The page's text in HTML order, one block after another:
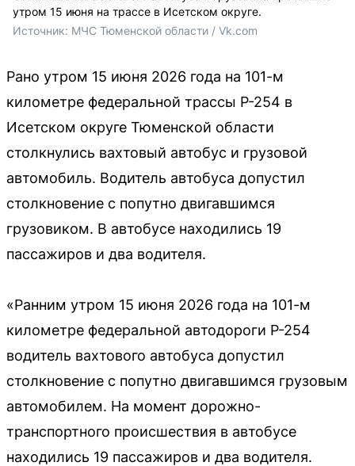
утром 15 июня на трассе в Исетском округе.
Источник: МЧС Тюменской области / Vk.com
Рано утром 15 июня 2026 года на 101-м
километре федеральной трассы Р-254 в
Исетском округе Тюменской области
столкнулись вахтовый автобус и грузовой
автомобиль. Водитель автобуса допустил
столкновение с попутно двигавшимся
грузовиком. В автобусе находились 19
пассажиров и два водителя.
«Ранним утром 15 июня 2026 года на 101-м
километре федеральной автодороги Р-254
водитель вахтового автобуса допустил
столкновение с попутно двигавшимся грузовым
автомобилем. На момент дорожно-
транспортного происшествия в автобусе
находились 19 пассажиров и два водителя.